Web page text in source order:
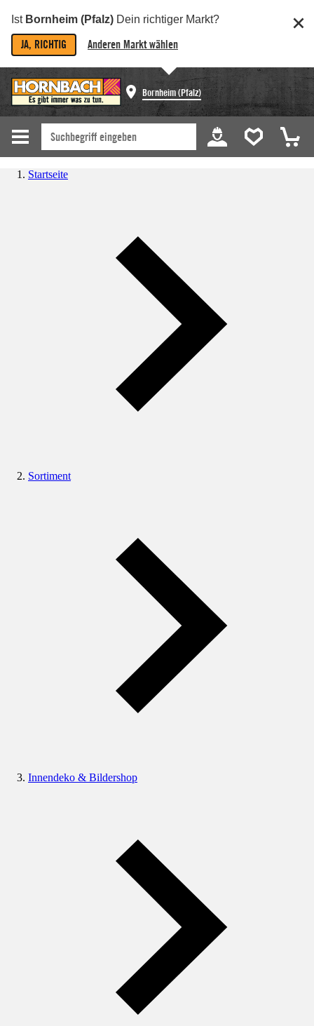
Ist Bornheim (Pfalz) Dein richtiger Markt?
JA, RICHTIG Anderen Markt wählen
Bornheim (Pfalz)
Startseite
Sortiment
Innendeko & Bildershop